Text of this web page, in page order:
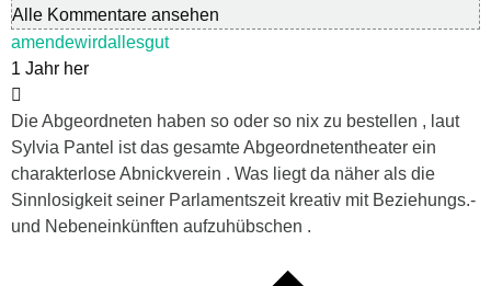
Alle Kommentare ansehen
amendewirdallesgut
1 Jahr her
Die Abgeordneten haben so oder so nix zu bestellen , laut
Sylvia Pantel ist das gesamte Abgeordnetentheater ein
charakterlose Abnickverein . Was liegt da näher als die
Sinnlosigkeit seiner Parlamentszeit kreativ mit Beziehungs.-
und Nebeneinkünften aufzuhübschen .